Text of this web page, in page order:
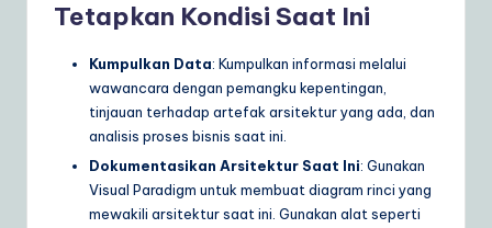
Tetapkan Kondisi Saat Ini
Kumpulkan Data: Kumpulkan informasi melalui
wawancara dengan pemangku kepentingan,
tinjauan terhadap artefak arsitektur yang ada, dan
analisis proses bisnis saat ini.
Dokumentasikan Arsitektur Saat Ini: Gunakan
Visual Paradigm untuk membuat diagram rinci yang
mewakili arsitektur saat ini. Gunakan alat seperti